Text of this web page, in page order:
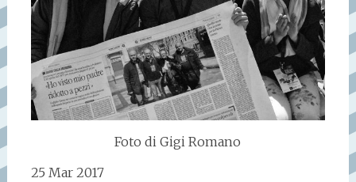
Foto di Gigi Romano
25 Mar 2017